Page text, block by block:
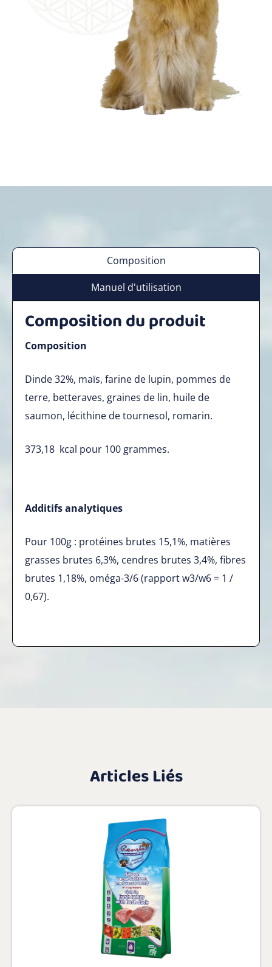
Composition
Manuel d'utilisation
Composition du produit
Composition
Dinde 32%, maïs, farine de lupin, pommes de
terre, betteraves, graines de lin, huile de
saumon, lécithine de tournesol, romarin.
373,18 kcal pour 100 grammes.
Additifs analytiques
Pour 100g : protéines brutes 15,1%, matières
grasses brutes 6,3%, cendres brutes 3,4%, fibres
brutes 1,18%, oméga-3/6 (rapport w3/w6 = 1 /
0,67).
Articles Liés